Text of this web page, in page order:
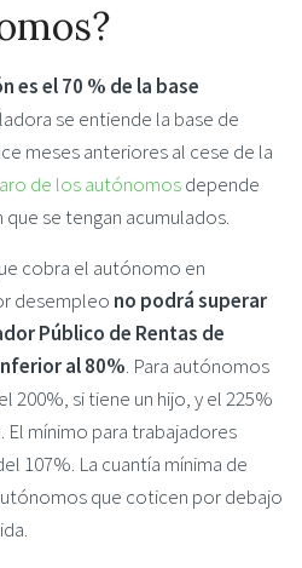
es el 70 % de la base
se entiende la base de
meses anteriores al cese de la
de los autónomosdepende
se tengan acumulados.
cobra el autónomo en
desempleo no podrá superar
Público de Rentas de
al 80%. Para autónomos
200%, si tiene un hijo, y el 225%
El mínimo para trabajadores
107%. La cuantía mínima de
que coticen por debajo